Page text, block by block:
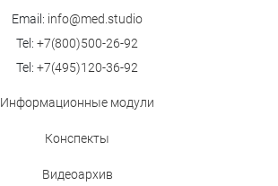
Email: info@med.studio
Tel: +7(800)500-26-92
Tel: +7(495)120-36-92
Информационные модули
Конспекты
Видеоархив